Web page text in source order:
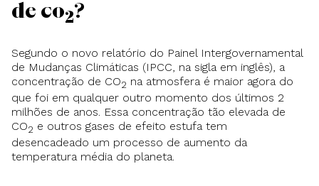
de CO2?
Segundo o novo relatório do Painel Intergovernamental
de Mudanças Climáticas (IPCC, na sigla em inglês), a
concentração de CO2 na atmosfera é maior agora do
que foi em qualquer outro momento dos últimos 2
milhões de anos. Essa concentração tão elevada de
CO2 e outros gases de efeito estufa tem
desencadeado um processo de aumento da
temperatura média do planeta.